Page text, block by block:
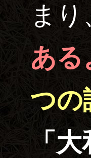
まり
ある
つの
「